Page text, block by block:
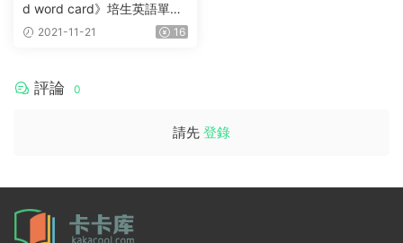
d word card》培生英語單詞
閃卡G1-G5啓蒙英文必備教材
2021-11-21 16
評論 0
請先 登錄